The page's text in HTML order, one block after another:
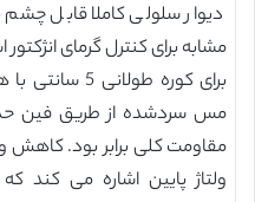
دیوار سلولی کاملا قابل
مشابه برای کنترل گرمای
برای کوره
ولتاژ پایین اشاره می